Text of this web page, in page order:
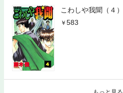
こわしや我聞（４）
583